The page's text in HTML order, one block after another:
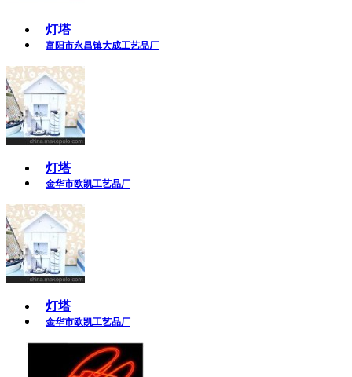
灯塔
富阳市永昌镇大成工艺品厂
灯塔
金华市欧凯工艺品厂
灯塔
金华市欧凯工艺品厂